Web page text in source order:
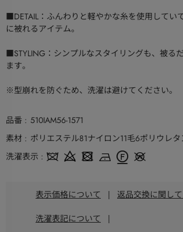
■DETAIL：ふんわりと軽やかな糸を使用してい
に被れるアイテム。
■STYLING：シンプルなスタイリングも、被る
ます。
※型崩れを防ぐため、洗濯は避けてください。
品番
510IAM56-1571
素材
ポリエステル81ナイロン11毛6ポリウレタ
洗濯表示
表示価格について | 返品交換に関し
洗濯表記について |